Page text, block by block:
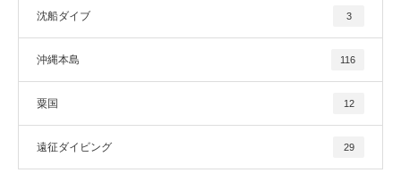
沈船ダイブ 3
沖縄本島 116
粟国 12
遠征ダイビング 29